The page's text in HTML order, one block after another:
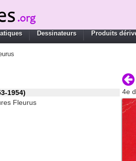
Dessinateurs Produits
1954)
Fleurus
4e